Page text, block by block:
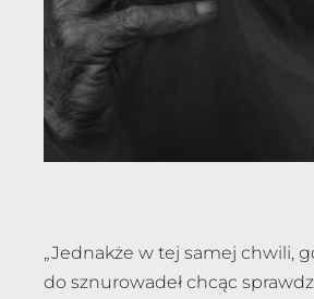
„Jednakże w tej samej chwili,
do sznurowadeł chcąc